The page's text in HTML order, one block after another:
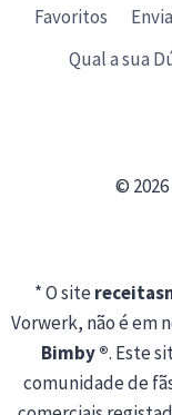
Favoritos
Qual a sua
©
* O site
Vorwerk, não é em
Bimby ®. Este
comunidade de